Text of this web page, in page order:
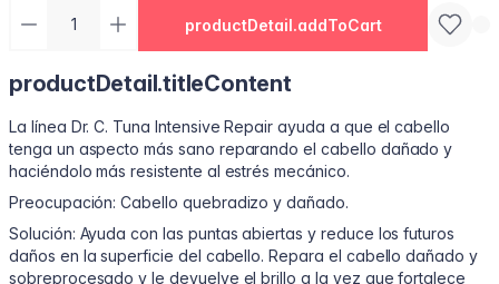
productDetail.addToCart
productDetail.titleContent
La línea Dr. C. Tuna Intensive Repair ayuda a que el cabello
tenga un aspecto más sano reparando el cabello dañado y
haciéndolo más resistente al estrés mecánico.
Preocupación: Cabello quebradizo y dañado.
Solución: Ayuda con las puntas abiertas y reduce los futuros
daños en la superficie del cabello. Repara el cabello dañado y
sobreprocesado y le devuelve el brillo a la vez que fortalece